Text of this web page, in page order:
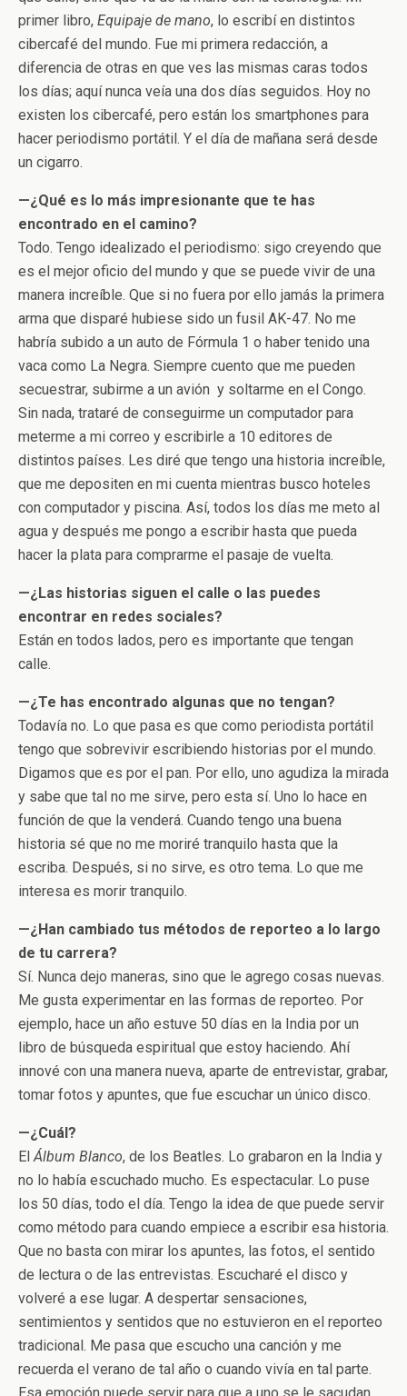
primer libro, Equipaje de mano, lo escribí en distintos
cibercafé del mundo. Fue mi primera redacción, a
diferencia de otras en que ves las mismas caras todos
los días; aquí nunca veía una dos días seguidos. Hoy no
existen los cibercafé, pero están los smartphones para
hacer periodismo portátil. Y el día de mañana será desde
un cigarro.
—¿Qué es lo más impresionante que te has
encontrado en el camino?
Todo. Tengo idealizado el periodismo: sigo creyendo que
es el mejor oficio del mundo y que se puede vivir de una
manera increíble. Que si no fuera por ello jamás la primera
arma que disparé hubiese sido un fusil AK-47. No me
habría subido a un auto de Fórmula 1 o haber tenido una
vaca como La Negra. Siempre cuento que me pueden
secuestrar, subirme a un avión y soltarme en el Congo.
Sin nada, trataré de conseguirme un computador para
meterme a mi correo y escribirle a 10 editores de
distintos países. Les diré que tengo una historia increíble,
que me depositen en mi cuenta mientras busco hoteles
con computador y piscina. Así, todos los días me meto al
agua y después me pongo a escribir hasta que pueda
hacer la plata para comprarme el pasaje de vuelta.
—¿Las historias siguen el calle o las puedes
encontrar en redes sociales?
Están en todos lados, pero es importante que tengan
calle.
—¿Te has encontrado algunas que no tengan?
Todavía no. Lo que pasa es que como periodista portátil
tengo que sobrevivir escribiendo historias por el mundo.
Digamos que es por el pan. Por ello, uno agudiza la mirada
y sabe que tal no me sirve, pero esta sí. Uno lo hace en
función de que la venderá. Cuando tengo una buena
historia sé que no me moriré tranquilo hasta que la
escriba. Después, si no sirve, es otro tema. Lo que me
interesa es morir tranquilo.
—¿Han cambiado tus métodos de reporteo a lo largo
de tu carrera?
Sí. Nunca dejo maneras, sino que le agrego cosas nuevas.
Me gusta experimentar en las formas de reporteo. Por
ejemplo, hace un año estuve 50 días en la India por un
libro de búsqueda espiritual que estoy haciendo. Ahí
innové con una manera nueva, aparte de entrevistar, grabar,
tomar fotos y apuntes, que fue escuchar un único disco.
—¿Cuál?
ElÁlbum Blanco, de los Beatles. Lo grabaron en la India y
no lo había escuchado mucho. Es espectacular. Lo puse
los 50 días, todo el día. Tengo la idea de que puede servir
como método para cuando empiece a escribir esa historia.
Que no basta con mirar los apuntes, las fotos, el sentido
de lectura o de las entrevistas. Escucharé el disco y
volveré a ese lugar. A despertar sensaciones,
sentimientos y sentidos que no estuvieron en el reporteo
tradicional. Me pasa que escucho una canción y me
recuerda el verano de tal año o cuando vivía en tal parte.